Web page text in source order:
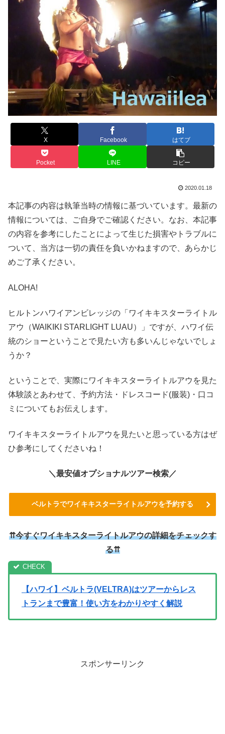
X Facebook はてブ
Pocket LINE コピー
2020.01.18
本記事の内容は執筆当時の情報に基づいています。最新の
情報については、ご自身でご確認ください。なお、本記事
の内容を参考にしたことによって生じた損害やトラブルに
ついて、当方は一切の責任を負いかねますので、あらかじ
めご了承ください。
ALOHA!
ヒルトンハワイアンビレッジの「ワイキキスターライトル
アウ（WAIKIKI STARLIGHT LUAU）」ですが、ハワイ伝
統のショーということで見たい方も多いんじゃないでしょ
うか？
ということで、実際にワイキキスターライトルアウを見た
体験談とあわせて、予約方法・ドレスコード(服装)・口コ
ミについてもお伝えします。
ワイキキスターライトルアウを見たいと思っている方はぜ
ひ参考にしてくださいね！
＼最安値オプショナルツアー検索／
ベルトラでワイキキスターライトルアウを予約する
⇈今すぐワイキキスターライトルアウの詳細をチェックす
る⇈
【ハワイ】ベルトラ(VELTRA)はツアーからレス
トランまで豊富！使い方をわかりやすく解説
スポンサーリンク